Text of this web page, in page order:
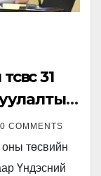
31
0 COMMENTS
төсвийн
Үндэсний